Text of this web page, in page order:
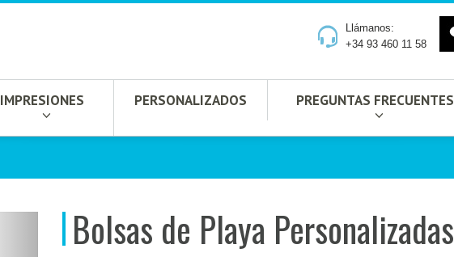
Llámanos:
+34 93 460 11 58
IMPRESIONES PERSONALIZADOS PREGUNTAS FRECUENTES
Bolsas de Playa Personalizadas